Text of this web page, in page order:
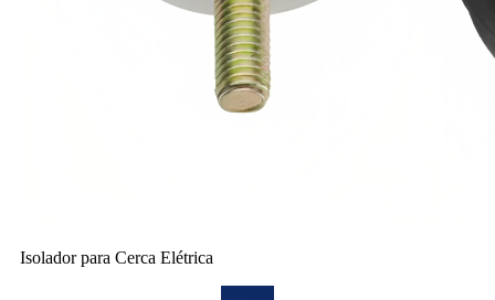
Isolador para Cerca Elétrica